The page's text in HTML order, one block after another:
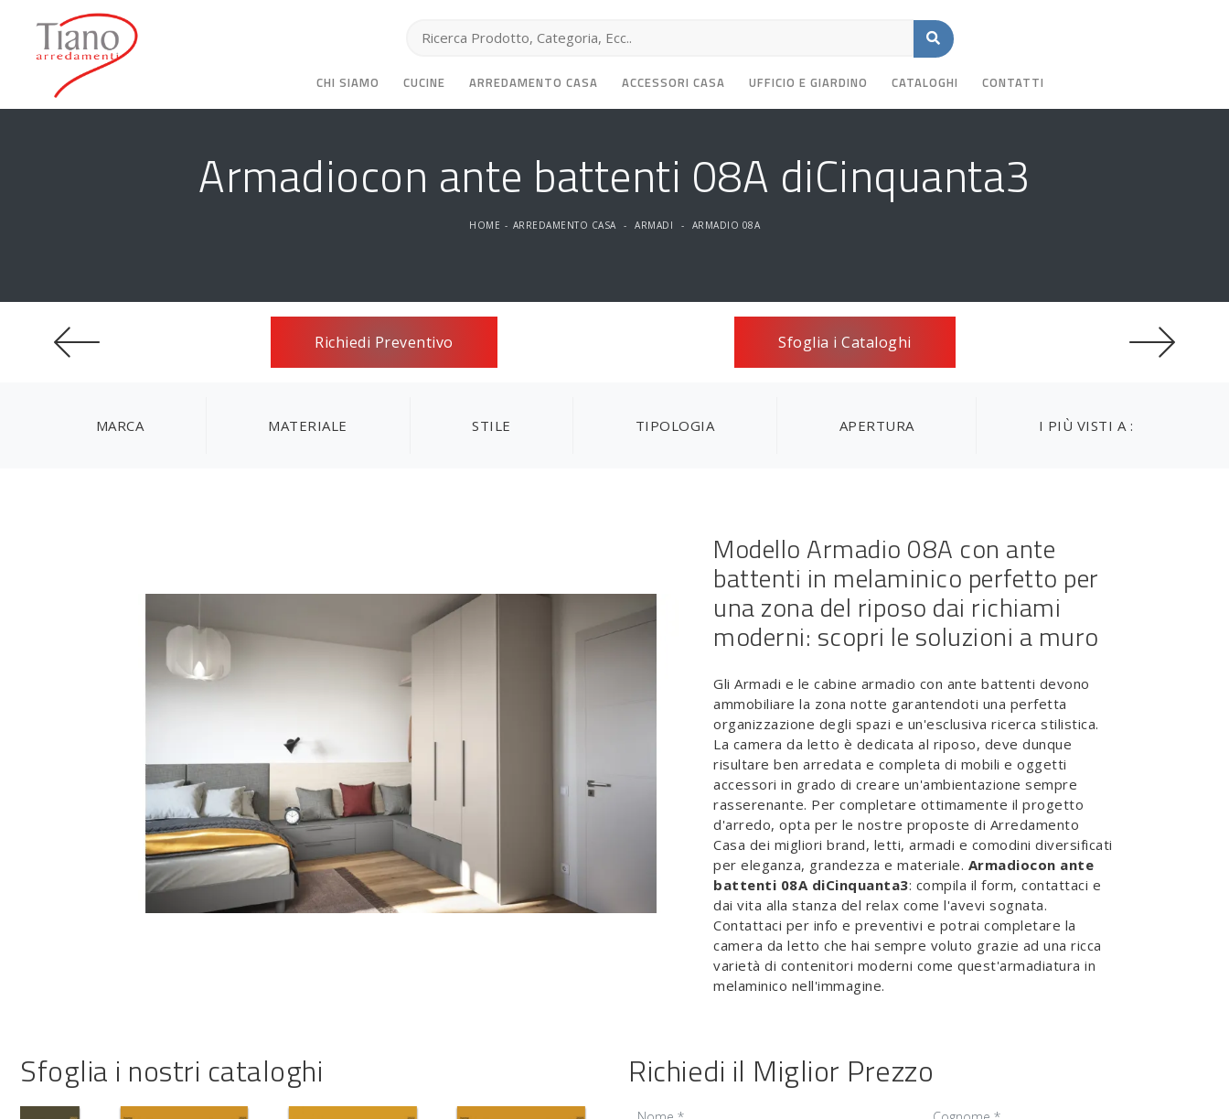
CHI SIAMO CUCINE ARREDAMENTO CASA ACCESSORI CASA UFFICIO E GIARDINO CATALOGHI CONTATTI
Armadiocon ante battenti 08A diCinquanta3
HOME - ARREDAMENTO CASA - ARMADI - ARMADIO 08A
Richiedi Preventivo Sfoglia i Cataloghi
MARCA MATERIALE STILE TIPOLOGIA APERTURA I PIÙ VISTI A :
Modello Armadio 08A con ante
battenti in melaminico perfetto per
una zona del riposo dai richiami
moderni: scopri le soluzioni a muro
Gli Armadi e le cabine armadio con ante battenti devono
ammobiliare la zona notte garantendoti una perfetta
organizzazione degli spazi e un'esclusiva ricerca stilistica.
La camera da letto è dedicata al riposo, deve dunque
risultare ben arredata e completa di mobili e oggetti
accessori in grado di creare un'ambientazione sempre
rasserenante. Per completare ottimamente il progetto
d'arredo, opta per le nostre proposte di Arredamento
Casa dei migliori brand, letti, armadi e comodini diversificati
per eleganza, grandezza e materiale. Armadiocon ante
battenti 08A diCinquanta3: compila il form, contattaci e
dai vita alla stanza del relax come l'avevi sognata.
Contattaci per info e preventivi e potrai completare la
camera da letto che hai sempre voluto grazie ad una ricca
varietà di contenitori moderni come quest'armadiatura in
melaminico nell'immagine.
Sfoglia i nostri cataloghi Richiedi il Miglior Prezzo